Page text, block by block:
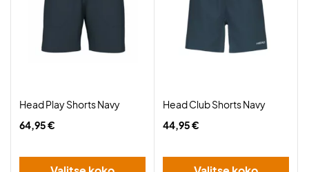
Head Play Shorts Navy
64,95 €
Head Club Shorts Navy
44,95 €